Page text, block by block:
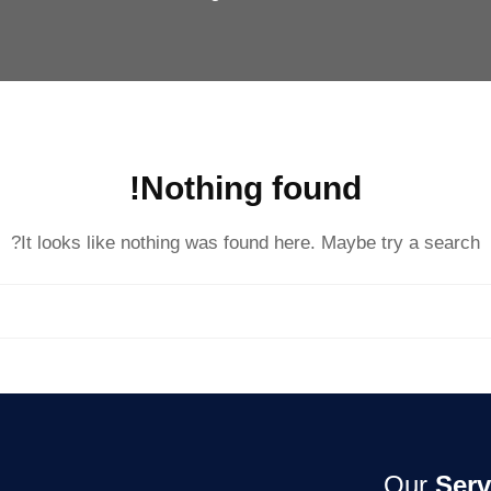
Nothing found!
It looks like nothing was found here. Maybe try a search?
Our